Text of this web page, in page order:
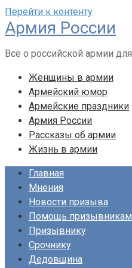
Перейти к контенту
Армия России
Все о российской армии
Женщины в армии
Армейский юмор
Армейские праздники
Армия России
Рассказы об армии
Жизнь в армии
Главная
Мнения
Новости призыва
Помощь призывникам
Призывнику
Срочнику
Дедовщина